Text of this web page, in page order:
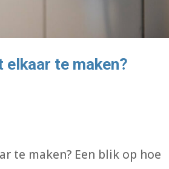
elkaar te maken?
te maken? Een blik op hoe